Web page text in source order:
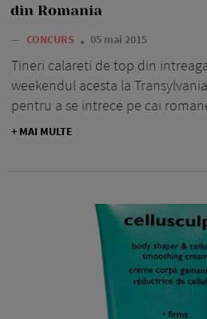
din Romania
— CONCURS 05 mai 2015
Tineri calareti de top din
weekendul acesta la
pentru a se intrece pe cai
+ MAI MULTE